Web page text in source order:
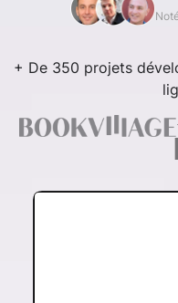
+ De 350 projets